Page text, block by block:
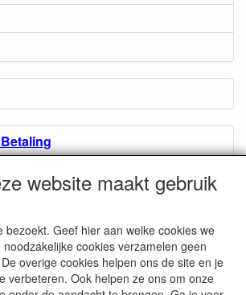
website maakt gebruik
bezoekt. Geef hier aan welke cookies we
cookies verzamelen geen
overige cookies helpen ons de site en je
verbeteren. Ook helpen ze ons om onze